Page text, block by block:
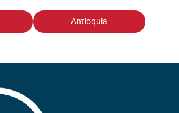
Antioquia